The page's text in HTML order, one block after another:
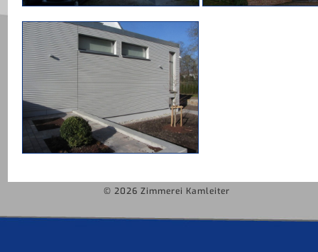
© 2026 Zimmerei Kamleiter